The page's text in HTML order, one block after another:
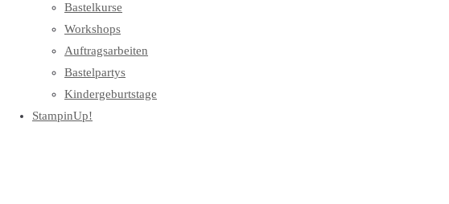
Bastelkurse
Workshops
Auftragsarbeiten
Bastelpartys
Kindergeburtstage
StampinUp!